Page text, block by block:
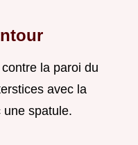
la paroi du
avec la
spatule.